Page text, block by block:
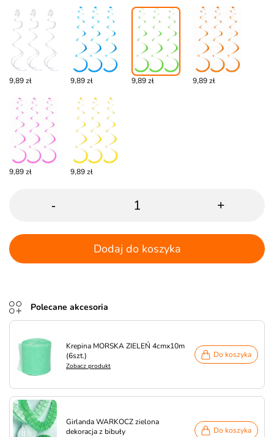
9,89 zł 9,89 zł 9,89 zł 9,89 zł
9,89 zł 9,89 zł
- +
Dodaj do koszyka
Polecane akcesoria
Krepina MORSKA ZIELEŃ 4cmx10m
(6szt.)
Zobacz produkt
Do koszyka
Girlanda WARKOCZ zielona
dekoracja z bibuły
Do koszyka